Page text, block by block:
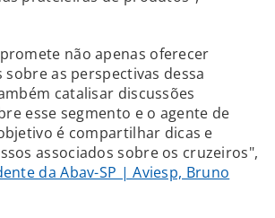
não apenas oferecer
as perspectivas dessa
catalisar discussões
esse segmento e o agente de
é compartilhar dicas e
associados sobre os cruzeiros",
da Abav-SP | Aviesp, Bruno